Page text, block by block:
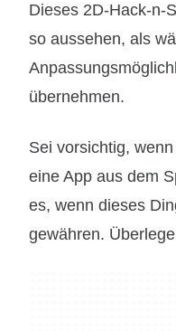
Dieses 2D-Hack-n-
so aussehen, als
übernehmen.
Sei vorsichtig,
eine App aus dem
es, wenn dieses
gewähren.